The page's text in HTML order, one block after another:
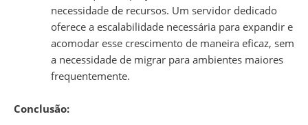
necessidade de recursos. Um servidor dedicado
oferece a escalabilidade necessária para expandir e
acomodar esse crescimento de maneira eficaz, sem
a necessidade de migrar para ambientes maiores
frequentemente.
Conclusão: